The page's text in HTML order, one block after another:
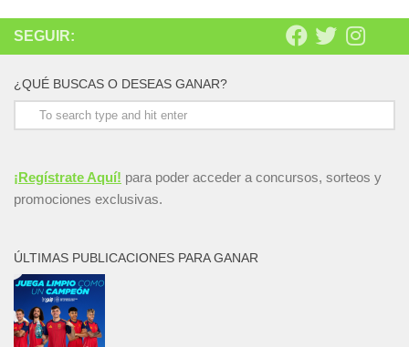
SEGUIR:
¿QUÉ BUSCAS O DESEAS GANAR?
¡Regístrate Aquí! para poder acceder a concursos, sorteos y
promociones exclusivas.
ÚLTIMAS PUBLICACIONES PARA GANAR